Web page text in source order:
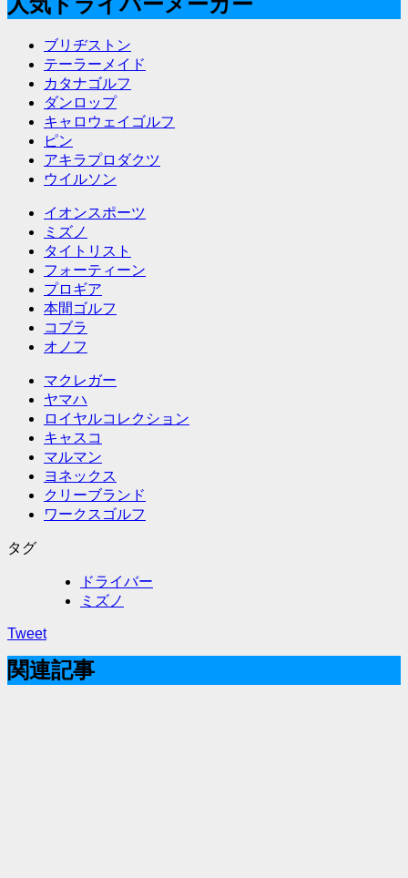
ブリヂストン
テーラーメイド
カタナゴルフ
ダンロップ
キャロウェイゴルフ
ピン
アキラプロダクツ
ウイルソン
イオンスポーツ
ミズノ
タイトリスト
フォーティーン
プロギア
本間ゴルフ
コブラ
オノフ
マクレガー
ヤマハ
ロイヤルコレクション
キャスコ
マルマン
ヨネックス
クリーブランド
ワークスゴルフ
タグ
ドライバー
ミズノ
Tweet
関連記事